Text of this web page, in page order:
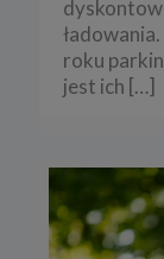
roku
jest ich […]